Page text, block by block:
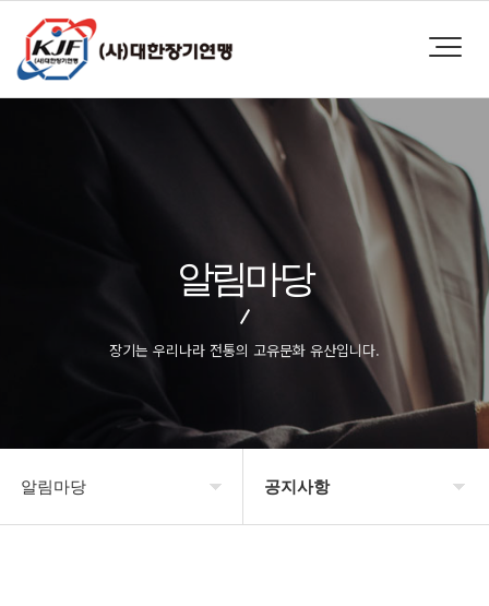
알림마당
장기는 우리나라 전통의 고유문화 유산입니다.
알림마당 공지사항